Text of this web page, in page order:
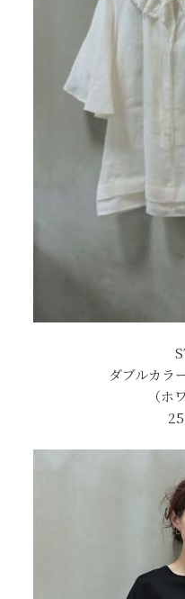
ダブルカラ
（ホ